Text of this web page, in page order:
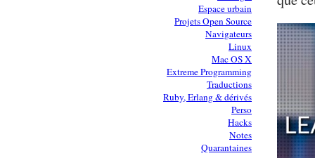
Espace urbain
Projets Open Source
Navigateurs
Linux
Mac OS X
Extreme Programming
Traductions
Ruby, Erlang & dérivés
Perso
Hacks
Notes
Quarantaines